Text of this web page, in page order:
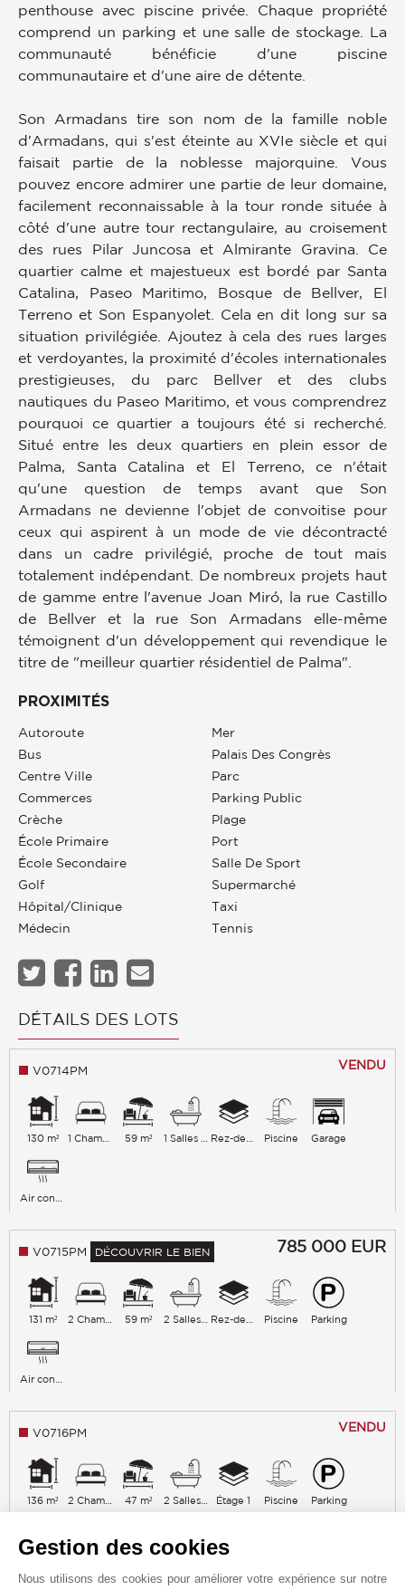
penthouse avec piscine privée. Chaque propriété
comprend un parking et une salle de stockage. La
communauté bénéficie d'une piscine
communautaire et d'une aire de détente.
Son Armadans tire son nom de la famille noble
d'Armadans, qui s'est éteinte au XVIe siècle et qui
faisait partie de la noblesse majorquine. Vous
pouvez encore admirer une partie de leur domaine,
facilement reconnaissable à la tour ronde située à
côté d'une autre tour rectangulaire, au croisement
des rues Pilar Juncosa et Almirante Gravina. Ce
quartier calme et majestueux est bordé par Santa
Catalina, Paseo Maritimo, Bosque de Bellver, El
Terreno et Son Espanyolet. Cela en dit long sur sa
situation privilégiée. Ajoutez à cela des rues larges
et verdoyantes, la proximité d'écoles internationales
prestigieuses, du parc Bellver et des clubs
nautiques du Paseo Maritimo, et vous comprendrez
pourquoi ce quartier a toujours été si recherché.
Situé entre les deux quartiers en plein essor de
Palma, Santa Catalina et El Terreno, ce n'était
qu'une question de temps avant que Son
Armadans ne devienne l'objet de convoitise pour
ceux qui aspirent à un mode de vie décontracté
dans un cadre privilégié, proche de tout mais
totalement indépendant. De nombreux projets haut
de gamme entre l'avenue Joan Miró, la rue Castillo
de Bellver et la rue Son Armadans elle-même
témoignent d'un développement qui revendique le
titre de "meilleur quartier résidentiel de Palma".
PROXIMITÉS
Autoroute
Bus
Centre Ville
Commerces
Crèche
École Primaire
École Secondaire
Golf
Hôpital/clinique
Médecin
Mer
Palais Des Congrès
Parc
Parking Public
Plage
Port
Salle De Sport
Supermarché
Taxi
Tennis
DÉTAILS DES LOTS
VENDU
V0714PM
130 m² 59 m² Piscine Garage
785 000 EUR
V0715PM DÉCOUVRIR LE BIEN
131 m² 59 m² 2 Salles de bains Piscine Parking
VENDU
V0716PM
136 m² 47 m² 2 Salles de bains Étage 1 Piscine Parking
Gestion des cookies
Nous utilisons des cookies pour améliorer votre expérience sur notre